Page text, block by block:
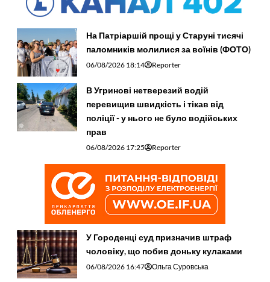
На Патріаршій прощі у Старуні тисячі
паломників молилися за воїнів (ФОТО)
06/08/2026 18:14 Reporter
В Угринові нетверезий водій
перевищив швидкість і тікав від
поліції - у нього не було водійських
прав
06/08/2026 17:25 Reporter
У Городенці суд призначив штраф
чоловіку, що побив доньку кулаками
06/08/2026 16:47 Ольга Суровська